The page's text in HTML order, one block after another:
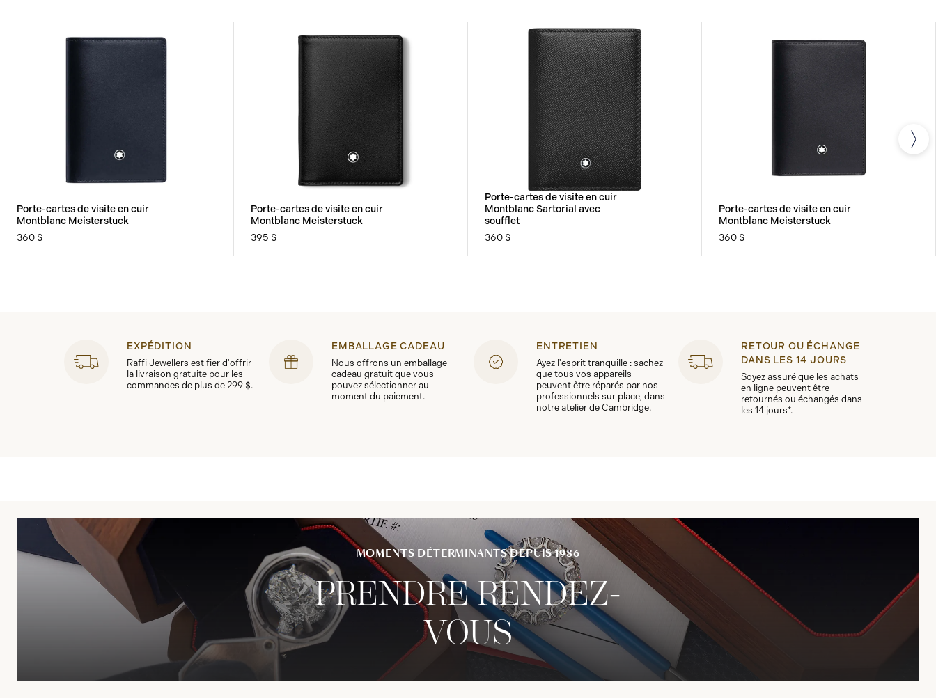
Porte-cartes de visite en cuir
Montblanc Meisterstuck
360 $
Porte-cartes de visite en cuir
Montblanc Meisterstuck
395 $
Porte-cartes de visite en cuir
Montblanc Sartorial avec
soufflet
360 $
Porte-cartes de visite en cuir
Montblanc Meisterstuck
360 $
EXPÉDITION
Raffi Jewellers est fier d'offrir
la livraison gratuite pour les
commandes de plus de 299 $.
EMBALLAGE CADEAU
Nous offrons un emballage
cadeau gratuit que vous
pouvez sélectionner au
moment du paiement.
ENTRETIEN
Ayez l'esprit tranquille : sachez
que tous vos appareils
peuvent être réparés par nos
professionnels sur place, dans
notre atelier de Cambridge.
RETOUR OU ÉCHANGE
DANS LES 14 JOURS
Soyez assuré que les achats
en ligne peuvent être
retournés ou échangés dans
les 14 jours*.
MOMENTS DÉTERMINANTS DEPUIS 1986
PRENDRE RENDEZ-
VOUS